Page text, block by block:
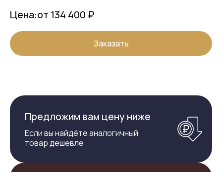
Цена:от 134 400 ₽
Заказать
Предложим вам цену ниже
Если вы найдёте аналогичный
товар дешевле